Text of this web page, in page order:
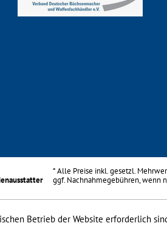
* Alle Preise inkl. gesetzl.
ggf. Nachnahmegebühren, wenn
Betrieb der Website erforderlich